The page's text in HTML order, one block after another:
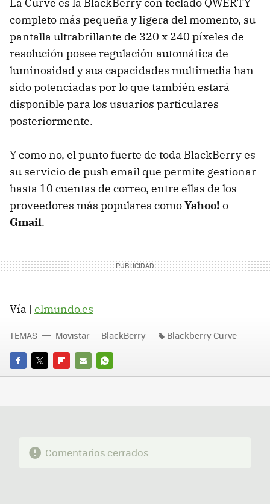
completo más pequeña y ligera del momento, su
pantalla ultrabrillante de 320 x 240 píxeles de
resolución posee regulación automática de
luminosidad y sus capacidades multimedia han
sido potenciadas por lo que también estará
disponible para los usuarios particulares
posteriormente.
Y como no, el punto fuerte de toda BlackBerry es
su servicio de push email que permite gestionar
hasta 10 cuentas de correo, entre ellas de los
proveedores más populares comoYahoo! o
Gmail.
Vía | elmundo.es
FACEBOOK
TWITTERFLIPBOARD
E-
WHATSAPP
TEMAS Movistar BlackBerry Blackberry Curve
Comentarios cerrados